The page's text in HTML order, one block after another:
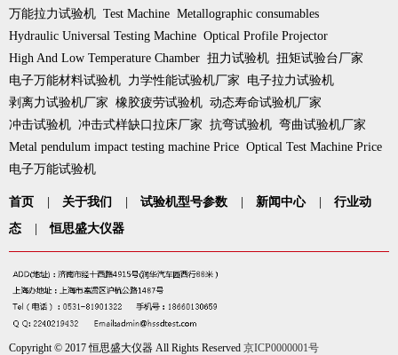
万能拉力试验机 Test Machine Metallographic consumables
Hydraulic Universal Testing Machine Optical Profile Projector
High And Low Temperature Chamber 扭力试验机 扭矩试验台厂家
电子万能材料试验机 力学性能试验机厂家
电子拉力试验机
剥离力试验机厂家 橡胶疲劳试验机 动态寿命试验机厂家
冲击试验机 冲击式样缺口拉床厂家 抗弯试验机 弯曲试验机厂家
Metal pendulum impact testing machine Price Optical Test Machine Price
电子万能试验机
首页 关于我们 试验机型号参数 新闻中心
行业动
态
恒思盛大仪器
Copyright © 2017 恒思盛大仪器 All Rights Reserved 京ICP0000001号